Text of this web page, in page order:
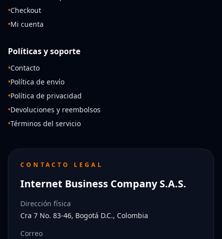
•Checkout
•Mi cuenta
Políticas y soporte
•Contacto
•Política de envío
•Política de privacidad
•Devoluciones y reembolsos
•Términos del servicio
CONTACTO LEGAL
Internet Business Company S.A.S.
Dirección física
Cra 7 No. 83-46, Bogotá D.C., Colombia
Correo